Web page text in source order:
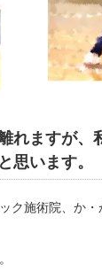
れますが、
思います。
ク施術院、か